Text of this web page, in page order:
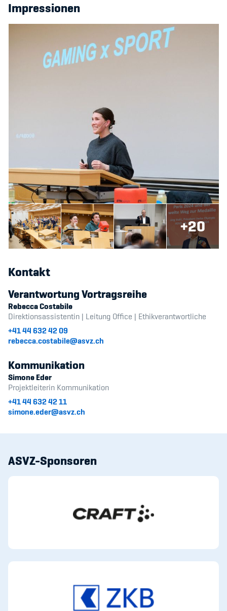
Impressionen
+20
Kontakt
Verantwortung Vortragsreihe
Rebecca Costabile
Direktionsassistentin | Leitung Office | Ethikverantwortliche
+41 44 632 42 09
rebecca.costabile@asvz.ch
Kommunikation
Simone Eder
Projektleiterin Kommunikation
+41 44 632 42 11
simone.eder@asvz.ch
ASVZ-Sponsoren